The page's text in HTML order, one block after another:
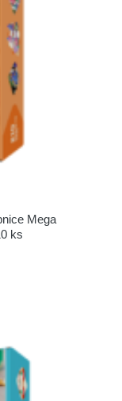
Mega
ks